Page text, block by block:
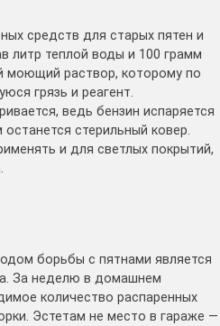
средств для старых пятен и
литр теплой воды и 100 грамм
моющий раствор, которому по
грязь и реагент.
ведь бензин испаряется
стерильный ковер.
и для светлых покрытий,
борьбы с пятнами является
За неделю в домашнем
количество распаренных
Эстетам не место в гараже —